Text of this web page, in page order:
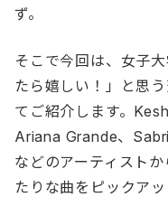
ず。
そこで今回は、女子
たら嬉しい！」と思
てご紹介します。
Ariana Grande、
などのアーティスト
たりな曲をピックアッ